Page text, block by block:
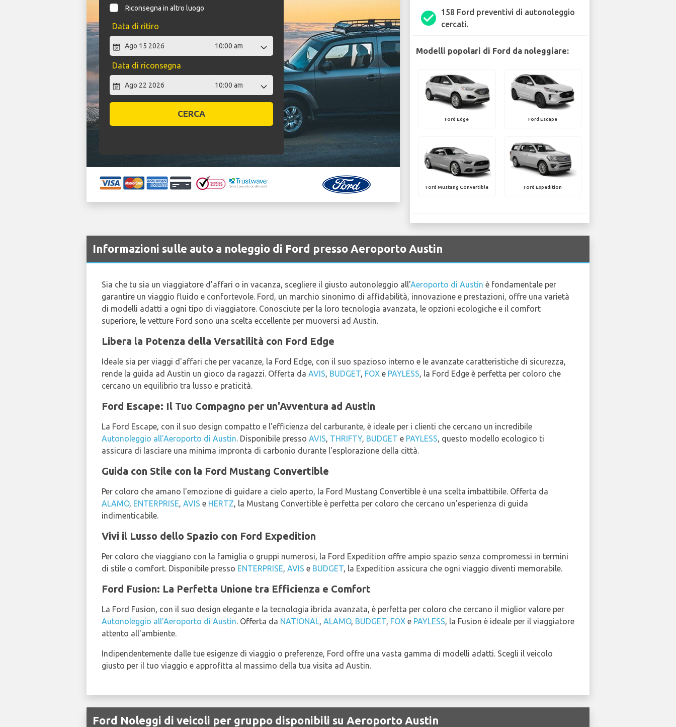
Riconsegna in altro luogo
Data di ritiro
Data di riconsegna
CERCA
check_circle
158 Ford preventivi di autonoleggio
cercati.
Modelli popolari di Ford da noleggiare:
Ford Edge Ford Escape
Ford Mustang Convertible Ford Expedition
Informazioni sulle auto a noleggio di Ford presso Aeroporto Austin
Sia che tu sia un viaggiatore d'affari o in vacanza, scegliere il giusto autonoleggio all'Aeroporto di Austin è fondamentale per
garantire un viaggio fluido e confortevole. Ford, un marchio sinonimo di affidabilità, innovazione e prestazioni, offre una varietà
di modelli adatti a ogni tipo di viaggiatore. Conosciute per la loro tecnologia avanzata, le opzioni ecologiche e il comfort
superiore, le vetture Ford sono una scelta eccellente per muoversi ad Austin.
Libera la Potenza della Versatilità con Ford Edge
Ideale sia per viaggi d'affari che per vacanze, la Ford Edge, con il suo spazioso interno e le avanzate caratteristiche di sicurezza,
rende la guida ad Austin un gioco da ragazzi. Offerta da AVIS, BUDGET, FOX e PAYLESS, la Ford Edge è perfetta per coloro che
cercano un equilibrio tra lusso e praticità.
Ford Escape: Il Tuo Compagno per un'Avventura ad Austin
La Ford Escape, con il suo design compatto e l'efficienza del carburante, è ideale per i clienti che cercano un incredibile
Autonoleggio all'Aeroporto di Austin. Disponibile presso AVIS, THRIFTY, BUDGET e PAYLESS, questo modello ecologico ti
assicura di lasciare una minima impronta di carbonio durante l'esplorazione della città.
Guida con Stile con la Ford Mustang Convertible
Per coloro che amano l'emozione di guidare a cielo aperto, la Ford Mustang Convertible è una scelta imbattibile. Offerta da
ALAMO, ENTERPRISE, AVIS e HERTZ, la Mustang Convertible è perfetta per coloro che cercano un'esperienza di guida
indimenticabile.
Vivi il Lusso dello Spazio con Ford Expedition
Per coloro che viaggiano con la famiglia o gruppi numerosi, la Ford Expedition offre ampio spazio senza compromessi in termini
di stile o comfort. Disponibile presso ENTERPRISE, AVIS e BUDGET, la Expedition assicura che ogni viaggio diventi memorabile.
Ford Fusion: La Perfetta Unione tra Efficienza e Comfort
La Ford Fusion, con il suo design elegante e la tecnologia ibrida avanzata, è perfetta per coloro che cercano il miglior valore per
Autonoleggio all'Aeroporto di Austin. Offerta da NATIONAL, ALAMO, BUDGET, FOX e PAYLESS, la Fusion è ideale per il viaggiatore
attento all'ambiente.
Indipendentemente dalle tue esigenze di viaggio o preferenze, Ford offre una vasta gamma di modelli adatti. Scegli il veicolo
giusto per il tuo viaggio e approfitta al massimo della tua visita ad Austin.
Ford Noleggi di veicoli per gruppo disponibili su Aeroporto Austin